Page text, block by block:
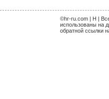
©hr-ru.com | H |
использованы на
обратной ссылки